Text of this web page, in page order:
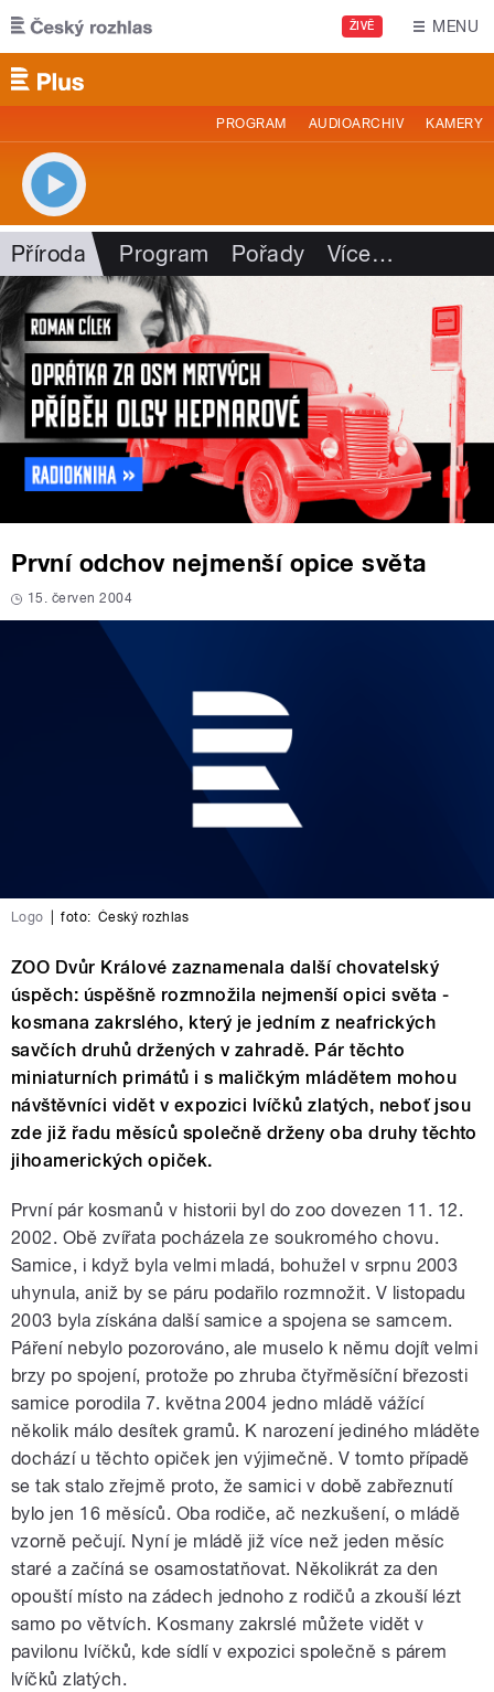
Přejít k hlavnímu obsahu
ŽIVĚ MENU
PROGRAM AUDIOARCHIV KAMERY
Příroda Program Pořady Více…
První odchov nejmenší opice světa
15. červen 2004
Logo foto: Český rozhlas
ZOO Dvůr Králové zaznamenala další chovatelský
úspěch: úspěšně rozmnožila nejmenší opici světa -
kosmana zakrslého, který je jedním z neafrických
savčích druhů držených v zahradě. Pár těchto
miniaturních primátů i s maličkým mládětem mohou
návštěvníci vidět v expozici lvíčků zlatých, neboť jsou
zde již řadu měsíců společně drženy oba druhy těchto
jihoamerických opiček.
První pár kosmanů v historii byl do zoo dovezen 11. 12.
2002. Obě zvířata pocházela ze soukromého chovu.
Samice, i když byla velmi mladá, bohužel v srpnu 2003
uhynula, aniž by se páru podařilo rozmnožit. V listopadu
2003 byla získána další samice a spojena se samcem.
Páření nebylo pozorováno, ale muselo k němu dojít velmi
brzy po spojení, protože po zhruba čtyřměsíční březosti
samice porodila 7. května 2004 jedno mládě vážící
několik málo desítek gramů. K narození jediného mláděte
dochází u těchto opiček jen výjimečně. V tomto případě
se tak stalo zřejmě proto, že samici v době zabřeznutí
bylo jen 16 měsíců. Oba rodiče, ač nezkušení, o mládě
vzorně pečují. Nyní je mládě již více než jeden měsíc
staré a začíná se osamostatňovat. Několikrát za den
opouští místo na zádech jednoho z rodičů a zkouší lézt
samo po větvích. Kosmany zakrslé můžete vidět v
pavilonu lvíčků, kde sídlí v expozici společně s párem
lvíčků zlatých.